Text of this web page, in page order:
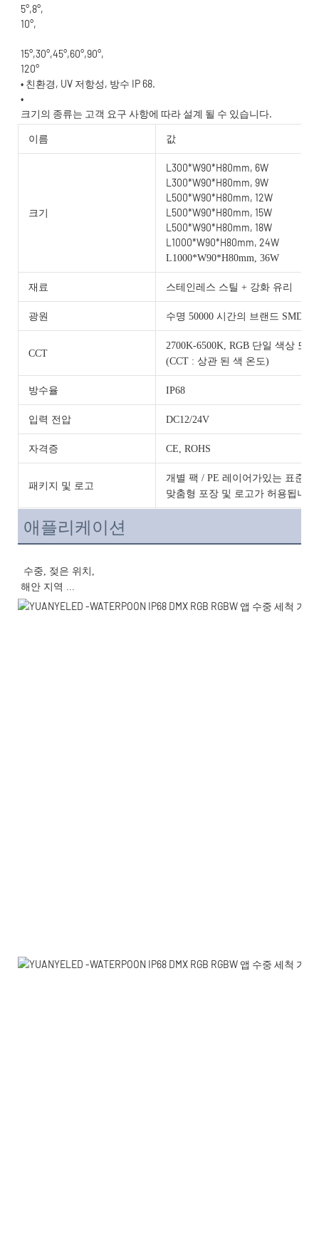
120°
이름 값
크기
L300*W90*H80mm, 6W
L300*W90*H80mm, 9W
L500*W90*H80mm, 12W
L500*W90*H80mm, 15W
L500*W90*H80mm, 18W
L1000*W90*H80mm, 24W
L1000*W90*H80mm, 36W
재료 스테인레스 스틸 + 강화 유리
광원 수명 50000 시간의 브랜드 SMD/
CCT
2700K-6500K, RGB 단일 색상 또
(CCT : 상관 된 색 온도)
방수율 IP68
입력 전압 DC12/24V
자격증 CE, ROHS
패키지 및 로고
개별 팩 / PE 레이어가있는 표준
맞춤형 포장 및 로고가 허용됩니다.
애플리케이션